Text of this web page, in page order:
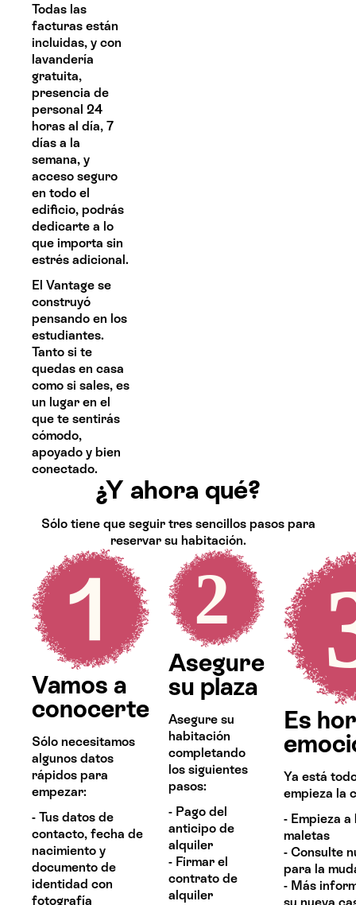
Todas las
facturas están
incluidas, y con
lavandería
gratuita,
presencia de
personal 24
horas al día, 7
días a la
semana, y
acceso seguro
en todo el
edificio, podrás
dedicarte a lo
que importa sin
estrés adicional.
El Vantage se
construyó
pensando en los
estudiantes.
Tanto si te
quedas en casa
como si sales, es
un lugar en el
que te sentirás
cómodo,
apoyado y bien
conectado.
¿Y ahora qué?
Sólo tiene que seguir tres sencillos pasos para
reservar su habitación.
Vamos a
conocerte
Sólo necesitamos
algunos datos
rápidos para
empezar:
- Tus datos de
contacto, fecha de
nacimiento y
documento de
identidad con
fotografía
Asegure
su plaza
Asegure su
habitación
completando
los siguientes
pasos:
- Pago del
anticipo de
alquiler
- Firmar el
contrato de
alquiler
Es
Ya está
empieza la
- Empieza
maletas
- Consulte
para la
- Más